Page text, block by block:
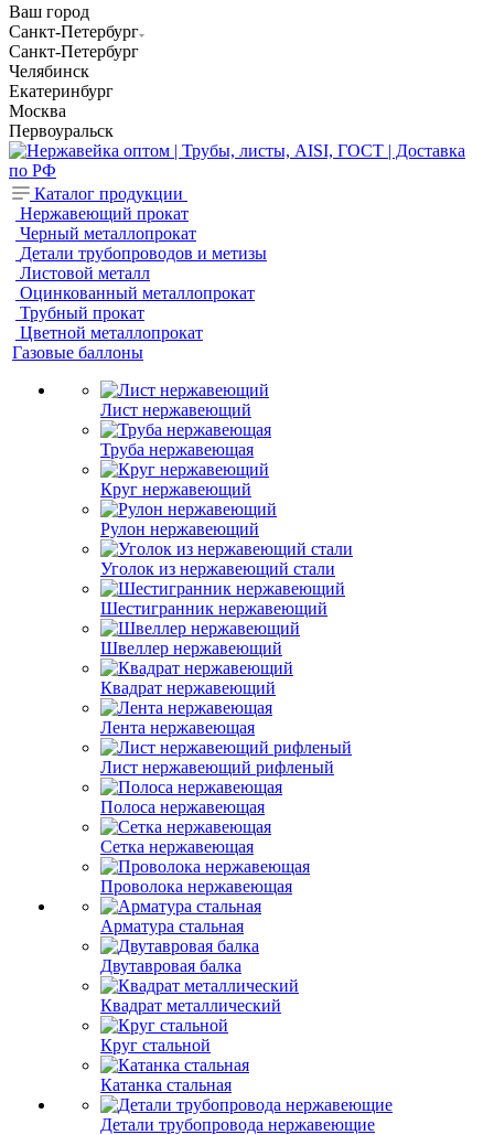
Ваш город
Санкт-Петербург
Санкт-Петербург
Челябинск
Екатеринбург
Москва
Первоуральск
Каталог продукции
Нержавеющий прокат
Черный металлопрокат
Детали трубопроводов и метизы
Листовой металл
Оцинкованный металлопрокат
Трубный прокат
Цветной металлопрокат
Газовые баллоны
Лист нержавеющий
Труба нержавеющая
Круг нержавеющий
Рулон нержавеющий
Уголок из нержавеющий стали
Шестигранник нержавеющий
Швеллер нержавеющий
Квадрат нержавеющий
Лента нержавеющая
Лист нержавеющий рифленый
Полоса нержавеющая
Сетка нержавеющая
Проволока нержавеющая
Арматура стальная
Двутавровая балка
Квадрат металлический
Круг стальной
Катанка стальная
Детали трубопровода нержавеющие